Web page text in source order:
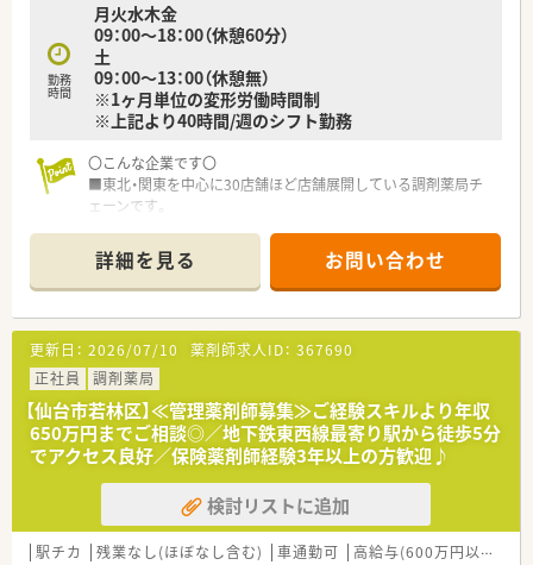
舗マネジメントをしたい、在宅に深く関わっていきたいetc、あな
たのキャリアアップに繋がるプランを一緒に考え配置を進めま
す♪
■運転の伴う業務があるため、基本運転免許が必須になります。
■広く新卒、第二新卒の募集をしている薬局です。ご希望や適性
に応じ、面接後に実際の配属店舗を提案いたします。
〇このような方にオススメです〇
■在宅経験があり、在宅対応スキルに更に磨きをかけたいとお考
えの方！
■在宅未経験だが、一からスキルを身に着けたいとお考えの方！
■管理薬剤師として店舗マネジメントの経験を積みたい。
■中規模の薬局で安定経営の企業で地域の方々に貢献したい。
勤務
時間
月火水木金
09：00～18：00（休憩60分）
土
09：00～13：00（休憩無）
※1ヶ月単位の変形労働時間制
※上記より40時間/週のシフト勤務
〇こんな企業です〇
■東北・関東を中心に30店舗ほど店舗展開している調剤薬局チ
ェーンです。
宅・施設どちらも幅広く展開してる企業です。
■新卒・中途採用、双方行っており、特に若手が活躍している薬局
の多い会社です。e-ラーニング会社負担はもちろん、研修体制も
充実している会社です。
■今後の薬剤師業界の先を見据え、国の求める薬局ビジョンに沿
う店舗運営・社内教育を行っています。
※対人業務へ特化し、調剤の機械化・システムの導入に積極的
で、ドクター・患者様・その他コメディカルと連携し地域医療を支
える薬局作りを行っています
■患者様のために！地域医療への貢献を目指しています
■風通しが良い社風で積極的に学べる、挑戦出来る環境の社風で
す。大手ほど厳しいハードルを設けず、手を挙げてくれる社員に
はまず任せてみることを大事にしている薬局です。
■夏季・年末年始休暇の他、結婚休暇などの休暇制度が充実して
います。
詳細を見る お問い合わせ
更新日： 2026/07/10 薬剤師求人ID： 367690
正社員
調剤薬局
【仙台市若林区】≪管理薬剤師募集≫ご経験スキルより年収
650万円までご相談◎／地下鉄東西線最寄り駅から徒歩5分
でアクセス良好／保険薬剤師経験3年以上の方歓迎♪
検討リストに追加
駅チカ 残業なし(ほぼなし含む) 車通勤可 高給与(600万円以上)